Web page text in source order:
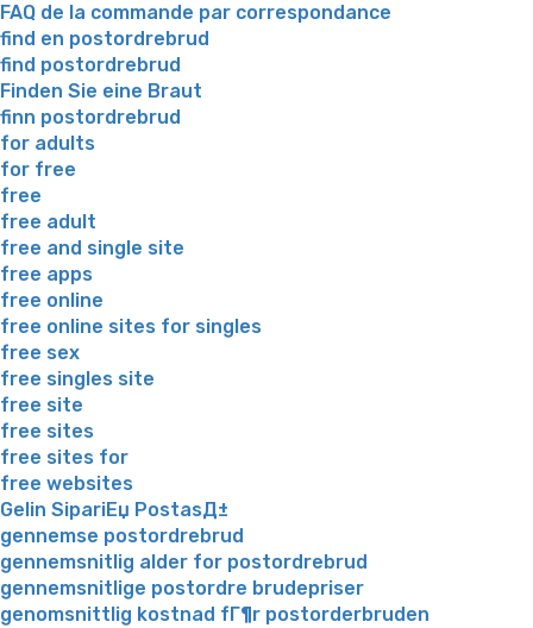
FAQ de la commande par correspondance
find en postordrebrud
find postordrebrud
Finden Sie eine Braut
finn postordrebrud
for adults
for free
free
free adult
free and single site
free apps
free online
free online sites for singles
free sex
free singles site
free site
free sites
free sites for
free websites
Gelin SipariЕџ PostasД±
gennemse postordrebrud
gennemsnitlig alder for postordrebrud
gennemsnitlige postordre brudepriser
genomsnittlig kostnad fГ¶r postorderbruden